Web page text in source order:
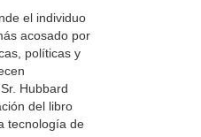
el individuo
acosado por
políticas y
Hubbard
del libro
tecnología de